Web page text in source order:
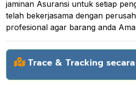
jaminan Asuransi untuk setiap
telah bekerjasama dengan
profesional agar barang anda
Trace & Tracking